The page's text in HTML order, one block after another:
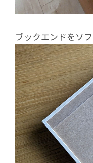
ブックエンドをソ